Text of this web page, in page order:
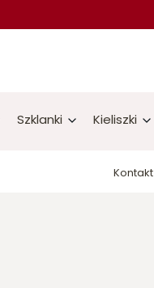
Szklanki Kieliszki
Kontakt